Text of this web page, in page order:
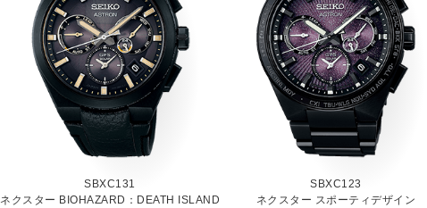
SBXC131
ネクスター BIOHAZARD：DEATH ISLAND
SBXC123
ネクスター スポーティデザイン